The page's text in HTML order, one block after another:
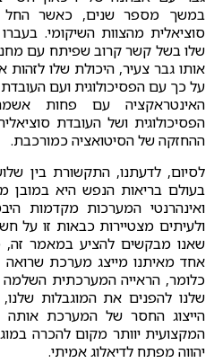
במשך מספר שנים, כאשר החל
סוציאלית מהצוות השיקומי.
שלו בשל קשר קרוב שפיתח עם
אותו גבר צעיר, היכולת שלו
על כך עם הפסיכולוגית ועם
האינטראקציה עם פחות
הפסיכולוגית ושל העובדת
ההחזקה של הסיטואציה כמורכבת.
לסיום, לדעתנו, התקשורת בין
בעולם בריאות הנפש היא במובן
ואינהרנטי המערכות מקדמות
ולעיתים מצטיירות כבאות זו על
שאנו מבקשים להציע במאמר
אחד מאיתנו מייצג מערכת
כלומר, הראייה המערכתית השלמה
שלנו להפנים את המוגבלות שלנו,
הייצוג החסר של המערכת אותה
המקצועית יוותר מקום להכרה
יהווה מפתח לדיאלוג אמיתי.